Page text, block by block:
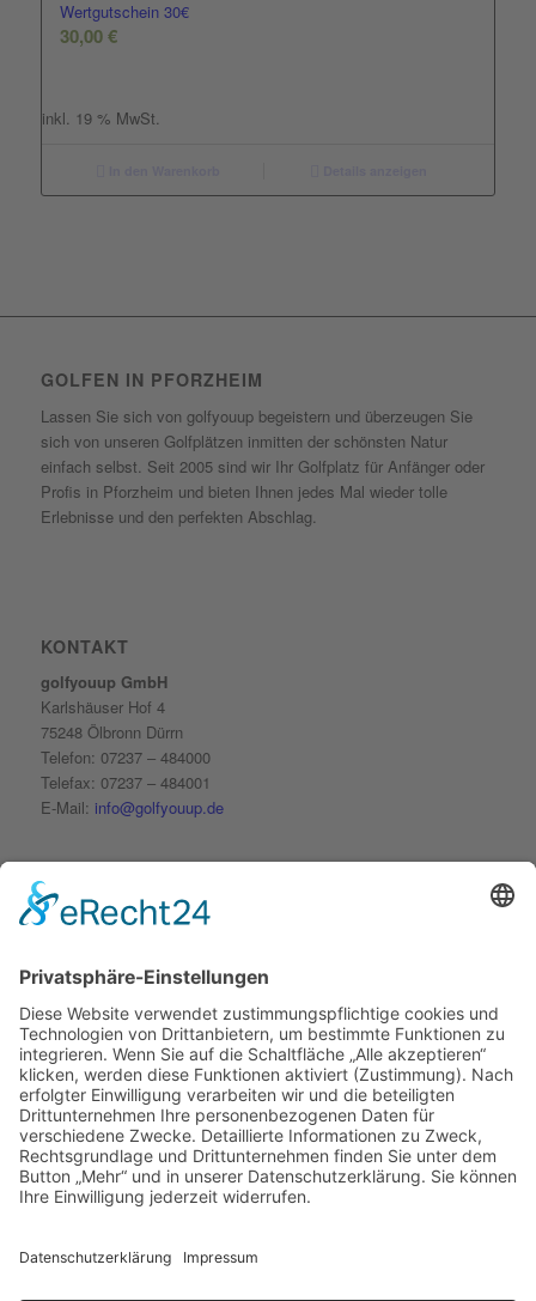
Wertgutschein 30€
30,00€
inkl. 19 % MwSt.
GOLFEN IN PFORZHEIM
Lassen Sie sich von golfyouup begeistern und überzeugen Sie
sich von unseren Golfplätzen inmitten der schönsten Natur
einfach selbst. Seit 2005 sind wir Ihr Golfplatz für Anfänger oder
Profis in Pforzheim und bieten Ihnen jedes Mal wieder tolle
Erlebnisse und den perfekten Abschlag.
KONTAKT
golfyouup GmbH
Karlshäuser Hof 4
75248 Ölbronn Dürrn
Telefon: 07237 – 484000
Telefax: 07237 – 484001
E-Mail: info@golfyouup.de
Folge uns auf Facebook Folge uns auf Instagram
© 2020 golfyouup GmbH | Konzept, Design und Code byKRAFTJUNGS
Impressum
Datenschutzerklärung AGB
Preview